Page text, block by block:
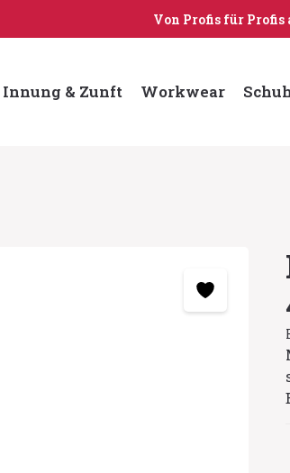
Von Profis für Profis
Innung & Zunft Workwear